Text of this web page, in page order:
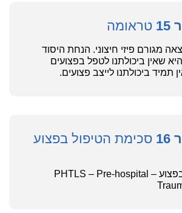
טראומה
מגורם פיזי חיצוני. הנחת היסוד
שאין ביכולתנו לטפל בפצועים
תמיד ביכולתנו לייצב פצועים.
סכימת הטיפול בפצוע
סכימת הטיפול בפצוע – PHTLS – Pre-hospital